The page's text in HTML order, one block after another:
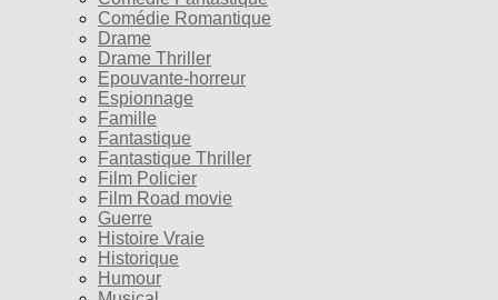
Comédie Romantique
Drame
Drame Thriller
Epouvante-horreur
Espionnage
Famille
Fantastique
Fantastique Thriller
Film Policier
Film Road movie
Guerre
Histoire Vraie
Historique
Humour